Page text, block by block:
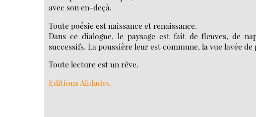
avec son en-deçà.
Toute poésie est naissance et renaissance.
Dans ce dialogue, le paysage est fait de fleuves, de
successifs. La poussière leur est commune, la vue lavée
Toute lecture est un rêve.
Editions Alidades.